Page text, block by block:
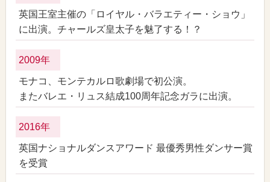
英国王室主催の「ロイヤル・バラエティー・ショウ」
に出演。チャールズ皇太子を魅了する！？
2009年
モナコ、モンテカルロ歌劇場で初公演。
またバレエ・リュス結成100周年記念ガラに出演。
2016年
英国ナショナルダンスアワード 最優秀男性ダンサー賞
を受賞